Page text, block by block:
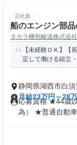
正社員
船のエンジン部
タカラ梱包輸送株式会社
【未経験ＯＫ】【
定して働ける組立
静岡県湖西市白須
月給23万円～28
応募資格 ★44歳
為） ★普通自動車